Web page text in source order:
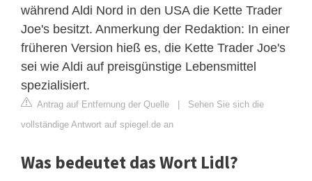
während Aldi Nord in den USA die Kette Trader
Joe's besitzt. Anmerkung der Redaktion: In einer
früheren Version hieß es, die Kette Trader Joe's
sei wie Aldi auf preisgünstige Lebensmittel
spezialisiert.
Antrag auf Entfernung der Quelle | Sehen Sie sich die
vollständige Antwort auf spiegel.de an
Was bedeutet das Wort Lidl?